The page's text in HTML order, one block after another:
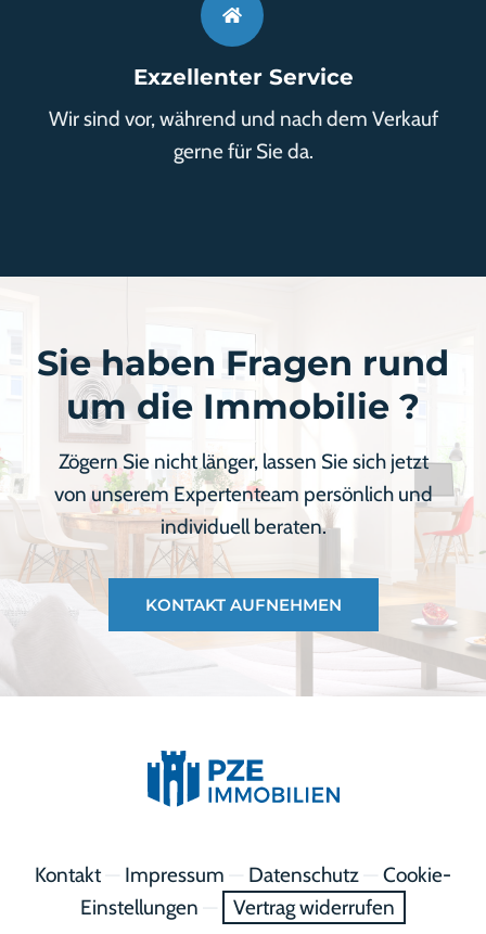
Exzellenter Service
Wir sind vor, während und nach dem Verkauf
gerne für Sie da.
Sie haben Fragen rund
um die Immobilie ?
Zögern Sie nicht länger, lassen Sie sich jetzt
von unserem Expertenteam persönlich und
individuell beraten.
KONTAKT AUFNEHMEN
Kontakt Impressum Datenschutz
Cookie-
Einstellungen
Vertrag widerrufen